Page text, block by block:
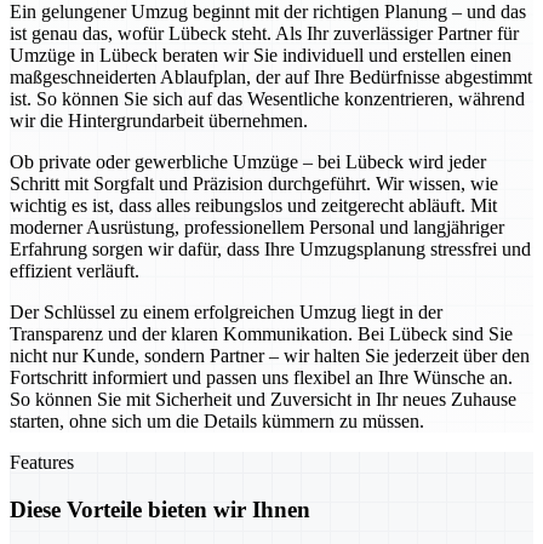
Ein gelungener Umzug beginnt mit der richtigen Planung – und das
ist genau das, wofür Lübeck steht. Als Ihr zuverlässiger Partner für
Umzüge in Lübeck beraten wir Sie individuell und erstellen einen
maßgeschneiderten Ablaufplan, der auf Ihre Bedürfnisse abgestimmt
ist. So können Sie sich auf das Wesentliche konzentrieren, während
wir die Hintergrundarbeit übernehmen.
Ob private oder gewerbliche Umzüge – bei Lübeck wird jeder
Schritt mit Sorgfalt und Präzision durchgeführt. Wir wissen, wie
wichtig es ist, dass alles reibungslos und zeitgerecht abläuft. Mit
moderner Ausrüstung, professionellem Personal und langjähriger
Erfahrung sorgen wir dafür, dass Ihre Umzugsplanung stressfrei und
effizient verläuft.
Der Schlüssel zu einem erfolgreichen Umzug liegt in der
Transparenz und der klaren Kommunikation. Bei Lübeck sind Sie
nicht nur Kunde, sondern Partner – wir halten Sie jederzeit über den
Fortschritt informiert und passen uns flexibel an Ihre Wünsche an.
So können Sie mit Sicherheit und Zuversicht in Ihr neues Zuhause
starten, ohne sich um die Details kümmern zu müssen.
Features
Diese Vorteile bieten wir Ihnen